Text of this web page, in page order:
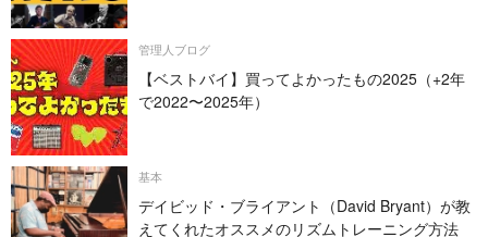
管理人ブログ
【ベストバイ】買ってよかったもの2025（+2年
で2022〜2025年）
基本
デイビッド・ブライアント（David Bryant）が教
えてくれたオススメのリズムトレーニング方法